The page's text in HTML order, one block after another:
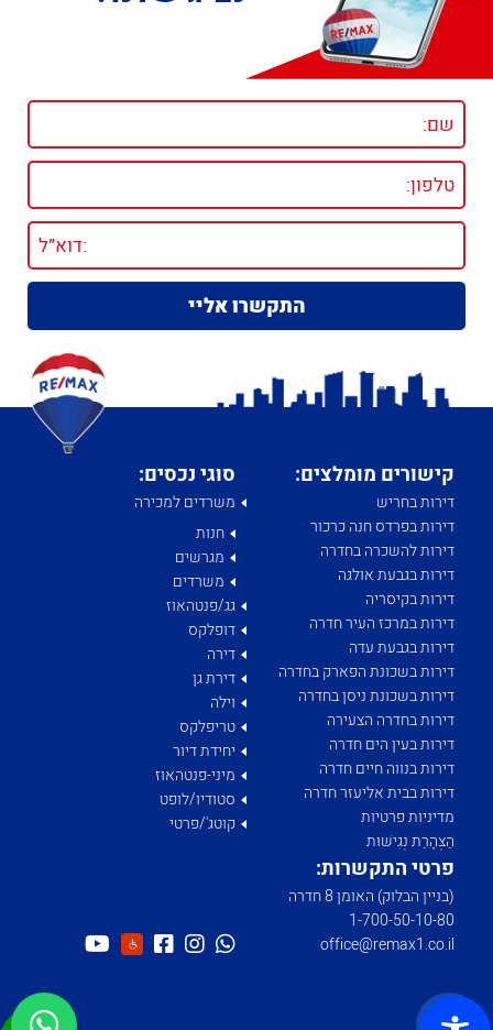
קישורים מומלצים:
דירות בחריש
דירות בפרדס חנה כרכור
דירות להשכרה בחדרה
דירות בגבעת אולגה
דירות בקיסריה
דירות במרכז העיר חדרה
דירות בגבעת עדה
דירות בשכונת הפארק בחדרה
דירות בשכונת ניסן בחדרה
דירות בחדרה הצעירה
דירות בעין הים חדרה
דירות בנווה חיים חדרה
דירות בבית אליעזר חדרה
מדיניות פרטיות
הַצְהָרַת נְגִישׁוּת
סוגי נכסים:
משרדים למכירה
חנות
מגרשים
משרדים
גג/פנטהאוז
דופלקס
דירה
דירת גן
וילה
טריפלקס
יחידת דיור
מיני-פנטהאוז
סטודיו/לופט
קוטג'/פרטי
פרטי התקשרות:
(בניין הבלוק) האומן 8 חדרה
1­-700­-50-­10-­80
office@remax1.co.il